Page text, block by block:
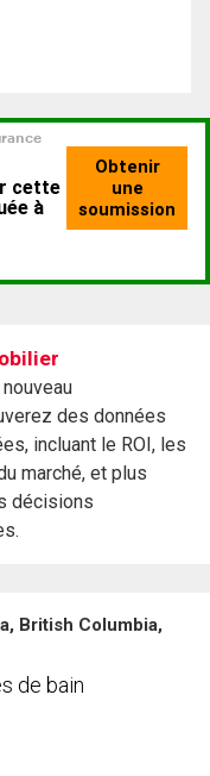
des données
incluant le ROI, les
marché, et plus
décisions
British Columbia,
de bain